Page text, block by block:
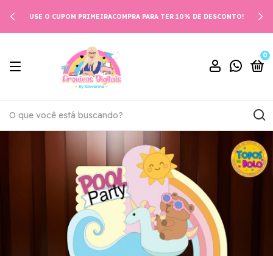
USE O CUPOM PRIMEIRACOMPRA PARA TER 10% DE DESCONTO!
0